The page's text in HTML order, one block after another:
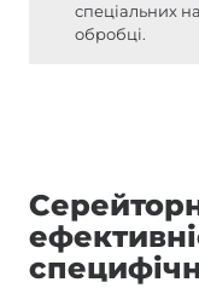
спеціальних
обробці.